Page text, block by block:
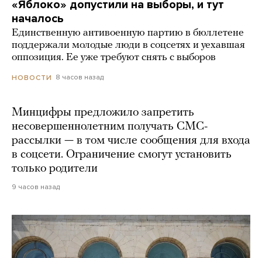
«Яблоко» допустили на выборы, и тут
началось
Единственную антивоенную партию в бюллетене
поддержали молодые люди в соцсетях и уехавшая
оппозиция. Ее уже требуют снять с выборов
НОВОСТИ 8 часов назад
Минцифры предложило запретить
несовершеннолетним получать СМС-
рассылки — в том числе сообщения для входа
в соцсети. Ограничение смогут установить
только родители
9 часов назад